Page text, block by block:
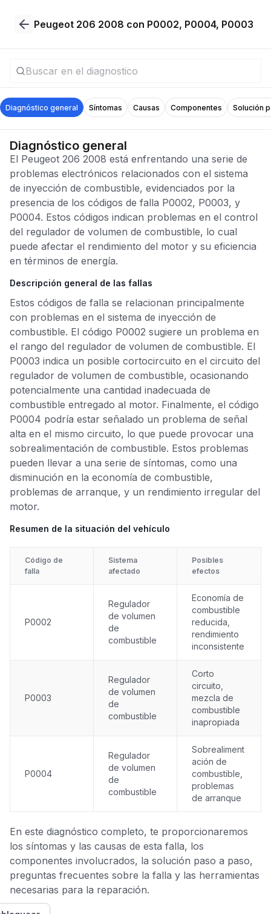
Peugeot 206 2008 con P0002, P0004, P0003
Diagnóstico general Síntomas Causas Componentes Solución
Diagnóstico general
El Peugeot 206 2008 está enfrentando una serie de
problemas electrónicos relacionados con el sistema
de inyección de combustible, evidenciados por la
presencia de los códigos de falla P0002, P0003, y
P0004. Estos códigos indican problemas en el control
del regulador de volumen de combustible, lo cual
puede afectar el rendimiento del motor y su eficiencia
en términos de energía.
Descripción general de las fallas
Estos códigos de falla se relacionan principalmente
con problemas en el sistema de inyección de
combustible. El código P0002 sugiere un problema en
el rango del regulador de volumen de combustible. El
P0003 indica un posible cortocircuito en el circuito del
regulador de volumen de combustible, ocasionando
potencialmente una cantidad inadecuada de
combustible entregado al motor. Finalmente, el código
P0004 podría estar señalado un problema de señal
alta en el mismo circuito, lo que puede provocar una
sobrealimentación de combustible. Estos problemas
pueden llevar a una serie de síntomas, como una
disminución en la economía de combustible,
problemas de arranque, y un rendimiento irregular del
motor.
Resumen de la situación del vehículo
Código de
falla
Sistema
afectado
Posibles
efectos
P0002
Regulador
de volumen
de
combustible
Economía de
combustible
reducida,
rendimiento
inconsistente
P0003
Regulador
de volumen
de
combustible
Corto
circuito,
mezcla de
combustible
inapropiada
P0004
Regulador
de volumen
de
combustible
Sobrealiment
ación de
combustible,
problemas
de arranque
En este diagnóstico completo, te proporcionaremos
los síntomas y las causas de esta falla, los
componentes involucrados, la solución paso a paso,
preguntas frecuentes sobre la falla y las herramientas
necesarias para la reparación.